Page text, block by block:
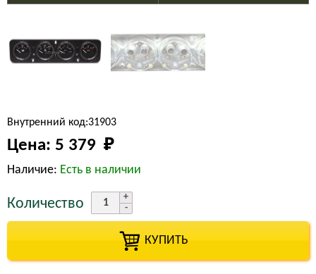
Внутренний код:31903
Цена: 5 379 ₽
Наличие: Есть в наличии
Количество
КУПИТЬ